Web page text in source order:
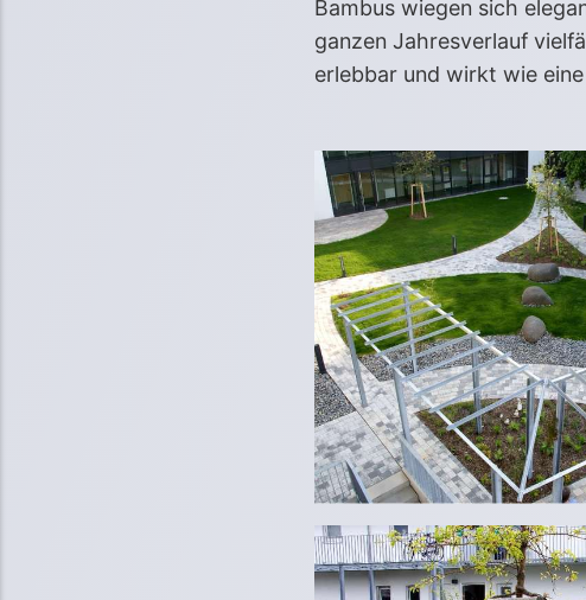
Bambus wiegen sich
ganzen Jahresverlauf
erlebbar und wirkt wie